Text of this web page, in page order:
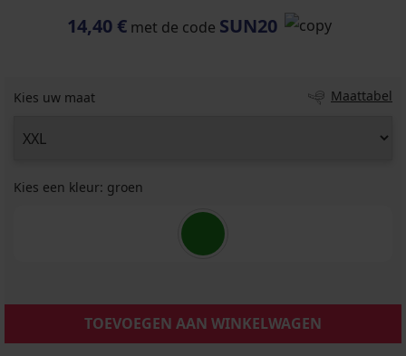
14,40 € met de code SUN20
Kies uw maat Maattabel
Kies een kleur: groen
TOEVOEGEN AAN WINKELWAGEN